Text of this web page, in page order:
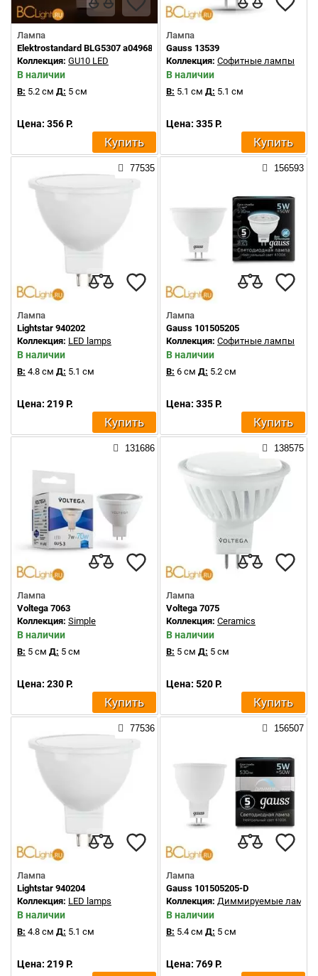
Лампа
Elektrostandard BLG5307 a049689
Коллекция: GU10 LED
В наличии
В: 5.2 см Д: 5 см
Цена: 356 Р.
Купить
Лампа
Gauss 13539
Коллекция: Софитные лампы
В наличии
В: 5.1 см Д: 5.1 см
Цена: 335 Р.
Купить
77535
Лампа
Lightstar 940202
Коллекция: LED lamps
В наличии
В: 4.8 см Д: 5.1 см
Цена: 219 Р.
Купить
156593
Лампа
Gauss 101505205
Коллекция: Софитные лампы
В наличии
В: 6 см Д: 5.2 см
Цена: 335 Р.
Купить
131686
Лампа
Voltega 7063
Коллекция: Simple
В наличии
В: 5 см Д: 5 см
Цена: 230 Р.
Купить
138575
Лампа
Voltega 7075
Коллекция: Ceramics
В наличии
В: 5 см Д: 5 см
Цена: 520 Р.
Купить
77536
Лампа
Lightstar 940204
Коллекция: LED lamps
В наличии
В: 4.8 см Д: 5.1 см
Цена: 219 Р.
156507
Лампа
Gauss 101505205-D
Коллекция: Диммируемые лампы
В наличии
В: 5.4 см Д: 5 см
Цена: 769 Р.